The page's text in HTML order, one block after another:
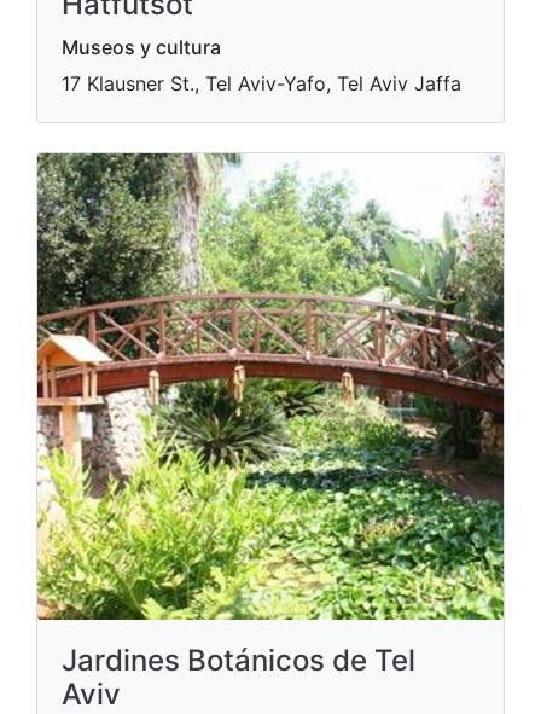
Museos y cultura
17 Klausner St., Tel Aviv-Yafo, Tel Aviv Jaffa
Jardines Botánicos de Tel
Aviv